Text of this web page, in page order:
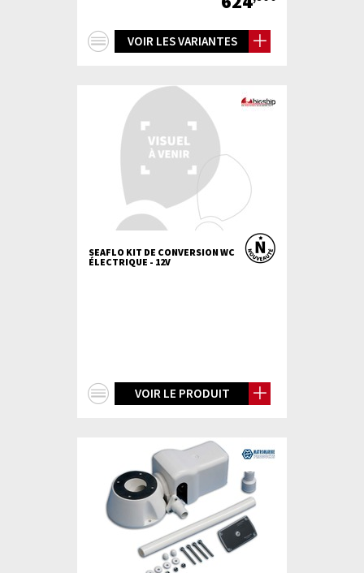
VOIR LES VARIANTES
SEAFLO KIT DE CONVERSION WC
ÉLECTRIQUE - 12V
VOIR LE PRODUIT